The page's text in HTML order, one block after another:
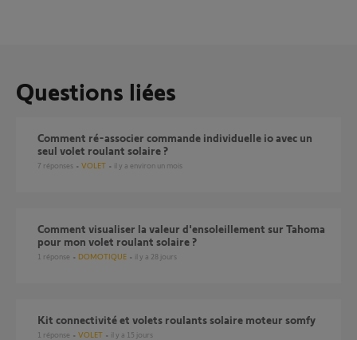
Questions liées
Comment ré-associer commande individuelle io avec un
seul volet roulant solaire ?
7 réponses VOLET il y a environ un mois
Comment visualiser la valeur d'ensoleillement sur Tahoma
pour mon volet roulant solaire ?
1 réponse DOMOTIQUE il y a 28 jours
Kit connectivité et volets roulants solaire moteur somfy
1 réponse VOLET il y a 15 jours